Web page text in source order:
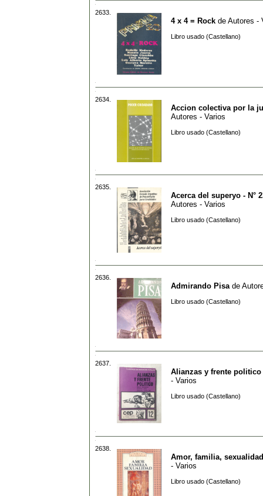
2633.
4 x 4 = Rock de Autores -
Libro usado (Castellano)
2634.
Accion colectiva por la
Autores - Varios
Libro usado (Castellano)
2635.
Acerca del superyo - N°
Autores - Varios
Libro usado (Castellano)
2636.
Admirando Pisa de
Libro usado (Castellano)
2637.
Alianzas y frente politico
- Varios
Libro usado (Castellano)
2638.
Amor, familia, sexualidad
- Varios
Libro usado (Castellano)